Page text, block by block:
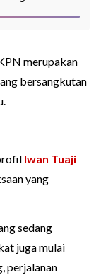
merupakan
bersangkutan
Iwan Tuaji
yang
sedang
juga mulai
perjalanan